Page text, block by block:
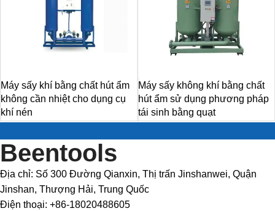
Máy sấy khí bằng chất hút ẩm
không cần nhiệt cho dụng cụ
khí nén
Máy sấy không khí bằng chất
hút ẩm sử dụng phương pháp
tái sinh bằng quạt
Beentools
Địa chỉ: Số 300 Đường Qianxin, Thị trấn Jinshanwei, Quận
Jinshan, Thượng Hải, Trung Quốc
Điện thoại: +86-18020488605